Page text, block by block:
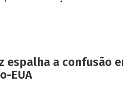
espalha a confusão
EUA